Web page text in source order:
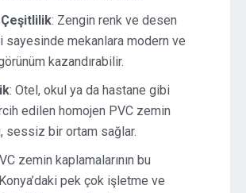
: Zengin renk ve desen
sayesinde mekanlara modern ve
kazandırabilir.
: Otel, okul ya da hastane gibi
edilen homojen PVC zemin
sessiz bir ortam sağlar.
zemin kaplamalarının bu
pek çok işletme ve